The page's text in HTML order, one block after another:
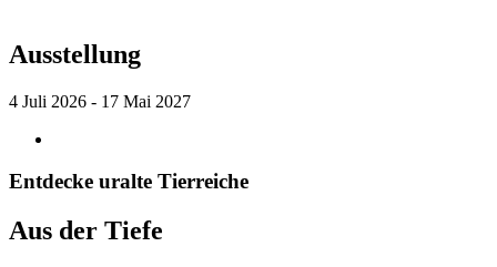
Ausstellung
4 Juli 2026 - 17 Mai 2027
Entdecke uralte Tierreiche
Aus der Tiefe